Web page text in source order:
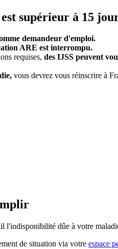
supérieur à 15
demandeur d'emploi.
ARE est interrompu.
requises, des IJSS peuvent
vous devrez vous réinscrire à
l'indisponibilité dûe à votre
de situation via votre espace